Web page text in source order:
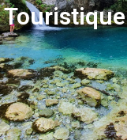
Touristique